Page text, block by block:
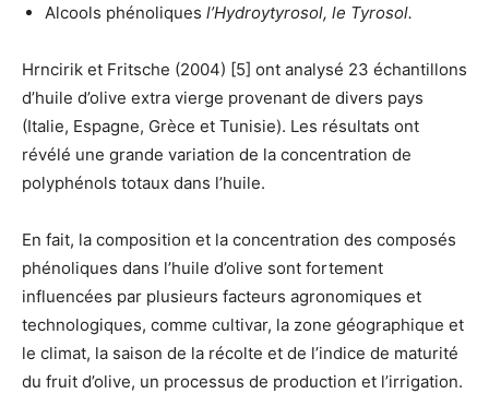
Alcools phénoliques l’Hydroytyrosol, le Tyrosol.
Hrncirik et Fritsche (2004) [5] ont analysé 23 échantillons
d’huile d’olive extra vierge provenant de divers pays
(Italie, Espagne, Grèce et Tunisie). Les résultats ont
révélé une grande variation de la concentration de
polyphénols totaux dans l’huile.
En fait, la composition et la concentration des composés
phénoliques dans l’huile d’olive sont fortement
influencées par plusieurs facteurs agronomiques et
technologiques, comme cultivar, la zone géographique et
le climat, la saison de la récolte et de l’indice de maturité
du fruit d’olive, un processus de production et l’irrigation.